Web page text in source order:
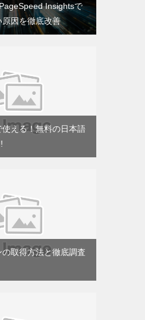
Insightsで
因を徹底改善
える！無料の日本語
取得方法と徹底調査